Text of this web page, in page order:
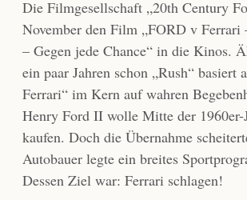
Die Filmgesellschaft „20th Century
November den Film „FORD v Ferrari
– Gegen jede Chance“ in die Kinos.
ein paar Jahren schon „Rush“ basiert
Ferrari“ im Kern auf wahren
Henry Ford II wolle Mitte der 1960er-
kaufen. Doch die Übernahme
Autobauer legte ein breites
Dessen Ziel war: Ferrari schlagen!